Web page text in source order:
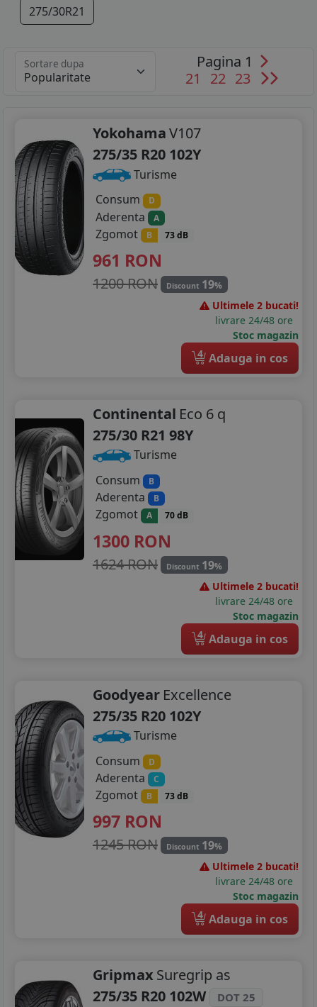
275/30R21
Sortare dupa
Pagina 1
21
22 23
YokohamaV107
275/35 R20 102Y
Turisme
Consum
D
Aderenta A
Zgomot B 73 dB
961 RON
1200 RON Discount 19%
Ultimele 2 bucati!
livrare 24/48 ore
Stoc magazin
4 Adauga in cos
Continental Eco 6 q
275/30 R21 98Y
Turisme
Consum
B
Aderenta B
Zgomot A 70 dB
1300 RON
1624 RON Discount 19%
Ultimele 2 bucati!
livrare 24/48 ore
Stoc magazin
4 Adauga in cos
Goodyear Excellence
275/35 R20 102Y
Turisme
Consum
D
Aderenta C
Zgomot B 73 dB
997 RON
1245 RON Discount 19%
Ultimele 2 bucati!
livrare 24/48 ore
Stoc magazin
4 Adauga in cos
Gripmax Suregrip as
275/35 R20 102W
DOT 25